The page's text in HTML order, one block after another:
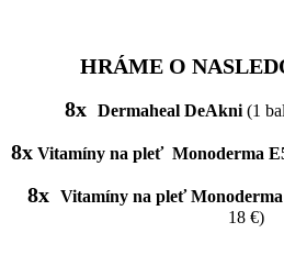
HRÁME O
8x Dermaheal DeAkni(1
8x Vitamíny na pleť Monoderma
8x Vitamíny na pleť
18 €)